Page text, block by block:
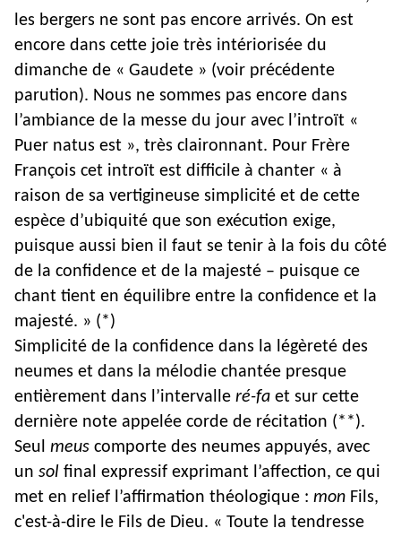
les bergers ne sont pas encore arrivés. On est
encore dans cette joie très intériorisée du
dimanche de « Gaudete » (voir précédente
parution). Nous ne sommes pas encore dans
l’ambiance de la messe du jour avec l’introït «
Puer natus est », très claironnant. Pour Frère
François cet introït est difficile à chanter « à
raison de sa vertigineuse simplicité et de cette
espèce d’ubiquité que son exécution exige,
puisque aussi bien il faut se tenir à la fois du côté
de la confidence et de la majesté – puisque ce
chant tient en équilibre entre la confidence et la
majesté. » (*)
Simplicité de la confidence dans la légèreté des
neumes et dans la mélodie chantée presque
entièrement dans l’intervalle ré-fa et sur cette
dernière note appelée corde de récitation (**).
Seul meus comporte des neumes appuyés, avec
un sol final expressif exprimant l’affection, ce qui
met en relief l’affirmation théologique : mon Fils,
c'est-à-dire le Fils de Dieu. « Toute la tendresse